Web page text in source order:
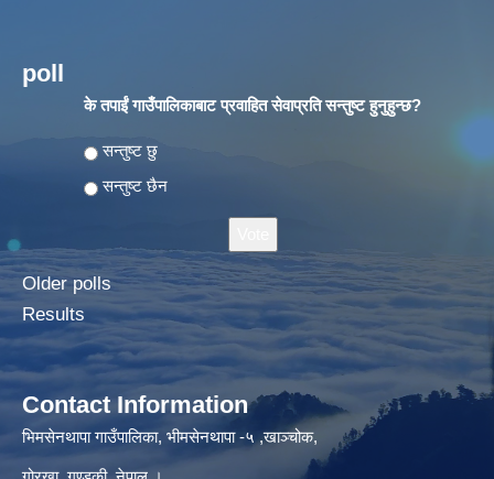
poll
के तपाईं गाउँपालिकाबाट प्रवाहित सेवाप्रति सन्तुष्ट हुनुहुन्छ?
Choices
सन्तुष्ट छु
सन्तुष्ट छैन
Older polls
Results
Contact Information
भिमसेनथापा गाउँपालिका, भीमसेनथापा -५ ,खाञ्चोक,